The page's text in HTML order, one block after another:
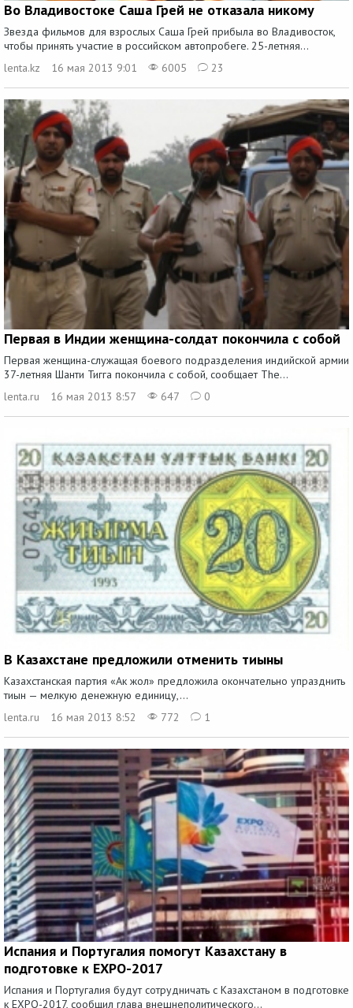
Во Владивостоке Саша Грей не отказала никому
Звезда фильмов для взрослых Саша Грей прибыла во Владивосток,
чтобы принять участие в российском автопробеге. 25-летняя...
lenta.kz
16 мая 2013 9:01 6005 23
Первая в Индии женщина-солдат покончила с собой
Первая женщина-служащая боевого подразделения индийской армии
37-летняя Шанти Тигга покончила с собой, сообщает The...
lenta.ru
16 мая 2013 8:57 647 0
В Казахстане предложили отменить тиыны
Казахстанская партия «Ак жол» предложила окончательно упразднить
тиын — мелкую денежную единицу,...
lenta.ru
16 мая 2013 8:52 772 1
Испания и Португалия помогут Казахстану в
подготовке к EXPO-2017
Испания и Португалия будут сотрудничать с Казахстаном в подготовке
к EXPO-2017, сообщил глава внешнеполитического...